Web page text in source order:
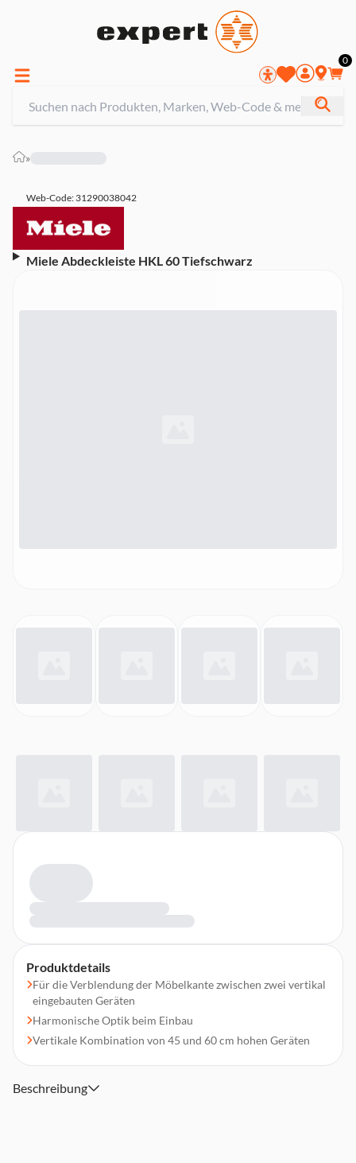
0
»
Web-Code: 31290038042
Miele Abdeckleiste HKL 60 Tiefschwarz
Produktdetails
Für die Verblendung der Möbelkante zwischen zwei vertikal
eingebauten Geräten
Harmonische Optik beim Einbau
Vertikale Kombination von 45 und 60 cm hohen Geräten
Beschreibung